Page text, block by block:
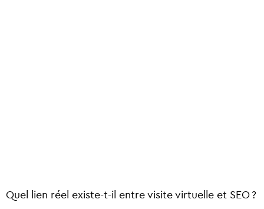
Quel lien réel existe-t-il entre visite virtuelle et SEO ?